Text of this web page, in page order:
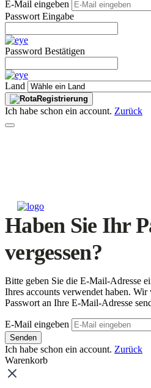
E-Mail eingeben
Passwort Eingabe
Password Bestätigen
Land
Registrierung
Ich habe schon ein account. Zurück
Haben Sie Ihr
vergessen?
Bitte geben Sie die E-Mail-Adresse
Ihres accounts verwendet haben. Wir
Passwort an Ihre E-Mail-Adresse
E-Mail eingeben
Senden
Ich habe schon ein account. Zurück
Warenkorb